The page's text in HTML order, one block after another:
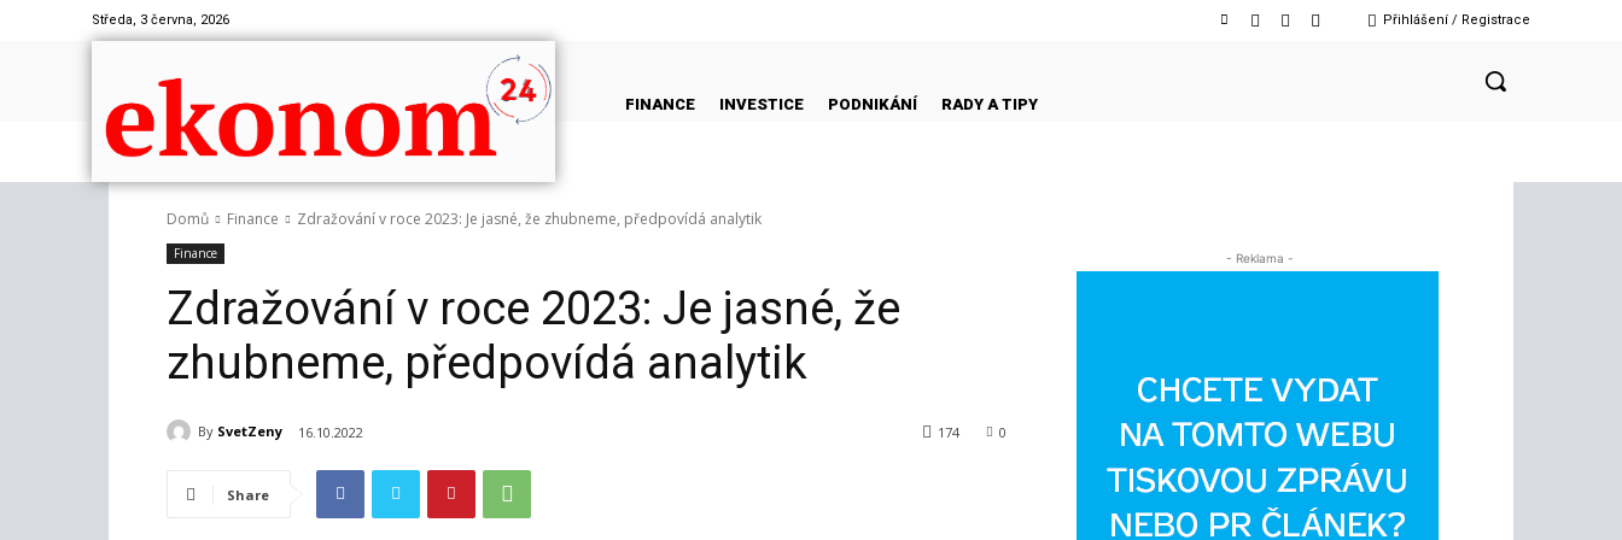
Středa, 3 června, 2026 Přihlášení / Registrace
FINANCE INVESTICE PODNIKÁNÍ RADY A TIPY
Domů Finance Zdražování v roce 2023: Je jasné, že zhubneme, předpovídá analytik
Finance
Zdražování v roce 2023: Je jasné, že
zhubneme, předpovídá analytik
By SvetZeny 16.10.2022 0
174
Share
- Reklama -